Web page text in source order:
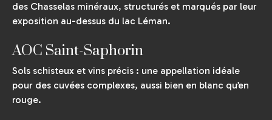
des Chasselas minéraux, structurés et marqués par leur
exposition au-dessus du lac Léman.
AOC Saint-Saphorin
Sols schisteux et vins précis : une appellation idéale
pour des cuvées complexes, aussi bien en blanc qu’en
rouge.